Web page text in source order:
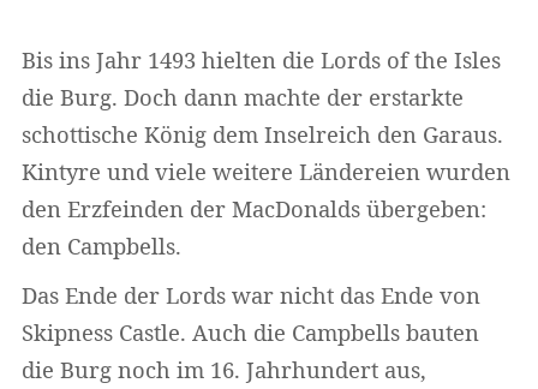
Bis ins Jahr 1493 hielten die Lords of the Isles
die Burg. Doch dann machte der erstarkte
schottische König dem Inselreich den Garaus.
Kintyre und viele weitere Ländereien wurden
den Erzfeinden der MacDonalds übergeben:
den Campbells.
Das Ende der Lords war nicht das Ende von
Skipness Castle. Auch die Campbells bauten
die Burg noch im 16. Jahrhundert aus,